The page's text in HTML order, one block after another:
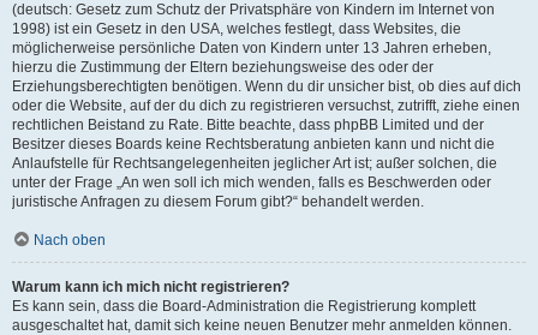
(deutsch: Gesetz zum Schutz der Privatsphäre von Kindern im Internet von
1998) ist ein Gesetz in den USA, welches festlegt, dass Websites, die
möglicherweise persönliche Daten von Kindern unter 13 Jahren erheben,
hierzu die Zustimmung der Eltern beziehungsweise des oder der
Erziehungsberechtigten benötigen. Wenn du dir unsicher bist, ob dies auf dich
oder die Website, auf der du dich zu registrieren versuchst, zutrifft, ziehe einen
rechtlichen Beistand zu Rate. Bitte beachte, dass phpBB Limited und der
Besitzer dieses Boards keine Rechtsberatung anbieten kann und nicht die
Anlaufstelle für Rechtsangelegenheiten jeglicher Art ist; außer solchen, die
unter der Frage „An wen soll ich mich wenden, falls es Beschwerden oder
juristische Anfragen zu diesem Forum gibt?“ behandelt werden.
Nach oben
Warum kann ich mich nicht registrieren?
Es kann sein, dass die Board-Administration die Registrierung komplett
ausgeschaltet hat, damit sich keine neuen Benutzer mehr anmelden können.